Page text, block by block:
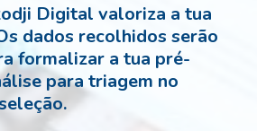
Digital valoriza a tua
dados recolhidos serão
formalizar a tua pré-
para triagem no
(